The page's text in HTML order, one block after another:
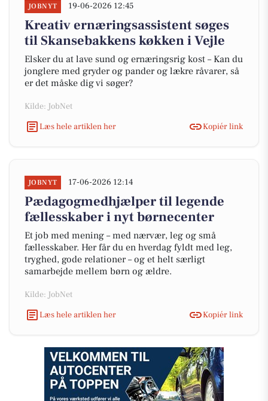
JOBNYT 19-06-2026 12:45
Kreativ ernæringsassistent søges
til Skansebakkens køkken i Vejle
Elsker du at lave sund og ernæringsrig kost – Kan du
jonglere med gryder og pander og lækre råvarer, så
er det måske dig vi søger?
Kilde: JobNet
Læs hele artiklen her
Kopiér link
JOBNYT 17-06-2026 12:14
Pædagogmedhjælper til legende
fællesskaber i nyt børnecenter
Et job med mening – med nærvær, leg og små
fællesskaber. Her får du en hverdag fyldt med leg,
tryghed, gode relationer – og et helt særligt
samarbejde mellem børn og ældre.
Kilde: JobNet
Læs hele artiklen her
Kopiér link